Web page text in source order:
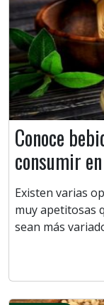
Conoce
consumir
Existen varias
muy apetitosas
sean más